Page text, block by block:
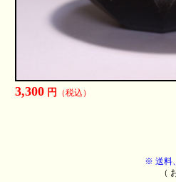
3,300 円
（税込）
※ 送料
（